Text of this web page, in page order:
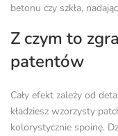
betonu czy szkła,
Z czym to
patentów
Cały efekt zależy od
kładziesz wzorzysty
kolorystycznie spoinę.